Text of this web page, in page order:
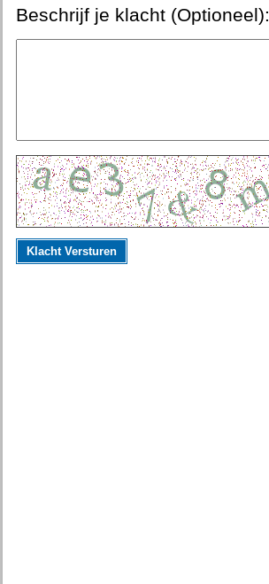
Beschrijf je klacht (Optioneel):
Klacht Versturen